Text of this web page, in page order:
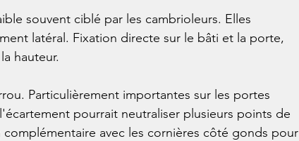
souvent ciblé par les cambrioleurs. Elles
latéral. Fixation directe sur le bâti et la porte,
hauteur.
Particulièrement importantes sur les portes
pourrait neutraliser plusieurs points de
avec les cornières côté gonds pour